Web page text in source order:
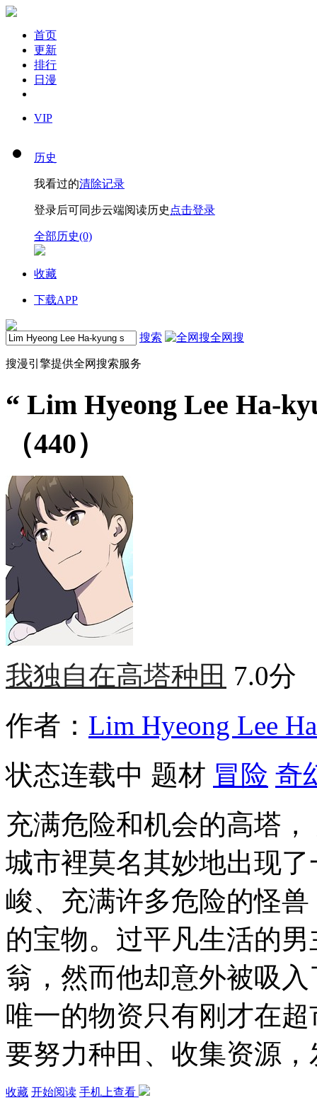
首页
更新
排行
日漫
VIP
历史
我看过的清除记录
登录后可同步云端阅读历史 点击登录
全部历史(0)
收藏
下载APP
搜索 全网搜
搜漫引擎提供全网搜索服务
“ Lim Hyeong Lee Ha-
（440）
我独自在高塔种田 7.0分
作者： Lim Hyeong Lee
状态连载中 题材 冒险 奇
充满危险和机会的高塔
城市裡莫名其妙地出现
峻、充满许多危险的怪
的宝物。过平凡生活的
翁，然而他却意外被吸
唯一的物资只有刚才在
要努力种田、收集资源
收藏 开始阅读 手机上查看